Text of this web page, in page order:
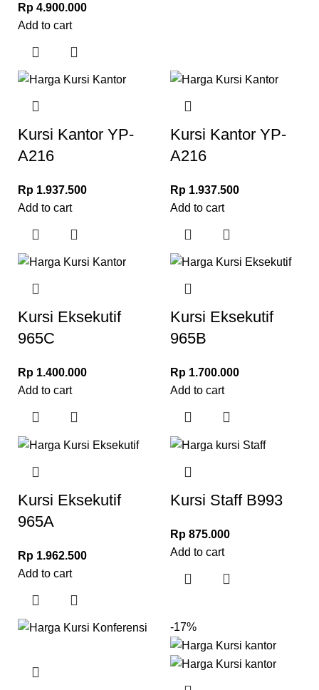
Rp 4.900.000
Add to cart
Kursi Kantor YP-
A216
Rp 1.937.500
Add to cart
Kursi Kantor YP-
A216
Rp 1.937.500
Add to cart
Kursi Eksekutif
965C
Rp 1.400.000
Add to cart
Kursi Eksekutif
965B
Rp 1.700.000
Add to cart
Kursi Eksekutif
965A
Rp 1.962.500
Add to cart
Kursi Staff B993
Rp 875.000
Add to cart
-17%